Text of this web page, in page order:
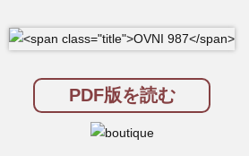
PDF版を読む